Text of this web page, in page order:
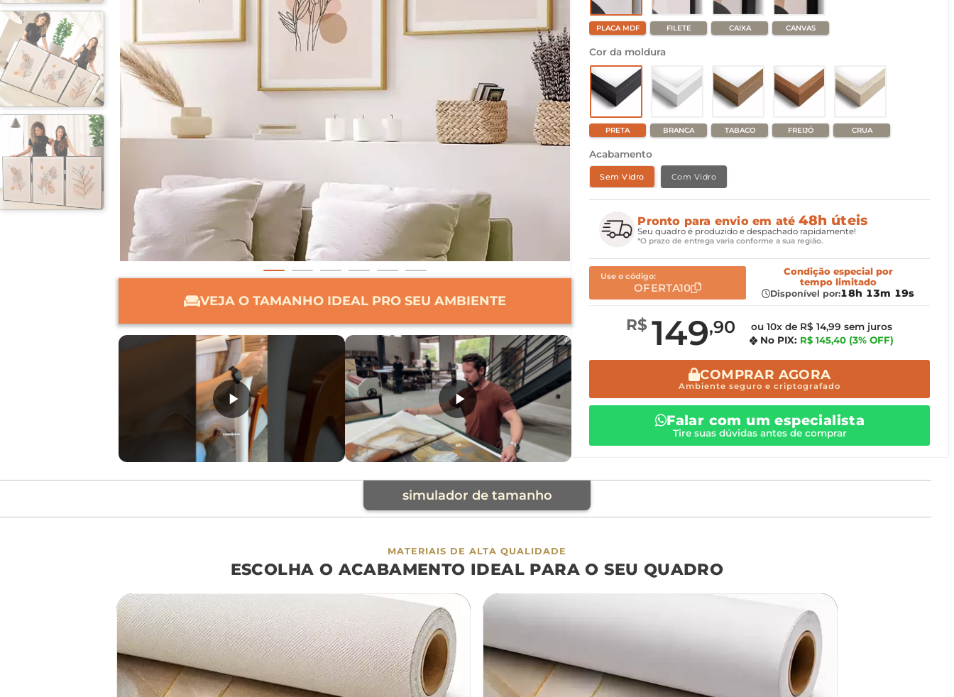
VEJA O TAMANHO IDEAL PRO SEU AMBIENTE
PLACA MDF FILETE CAIXA CANVAS
Cor da moldura
PRETA BRANCA TABACO FREIJÓ CRUA
Acabamento
Sem Vidro Com Vidro
Pronto para envio em até48h úteis
Seu quadro é produzido e despachado rapidamente!
*O prazo de entrega varia conforme a sua região.
Use o código:
OFERTA10
Condição especialpor
tempo limitado
Disponível por:18h 13m 18s
R$ 149,90
ou 10x de R$ 14,99 sem juros
No PIX: R$ 145,40 (3% OFF)
COMPRAR AGORA
Ambiente seguro e criptografado
Falar com um especialista
Tire suas dúvidas antes de comprar
simulador de tamanho
largura aproximada
160cm 200cm 240cm
o tamanho ideal para o seu ambiente é
dúvidas? Fale com nossa
equipe de atendimento!
MATERIAIS DE ALTA QUALIDADE
ESCOLHA O ACABAMENTO IDEAL PARA O SEU QUADRO